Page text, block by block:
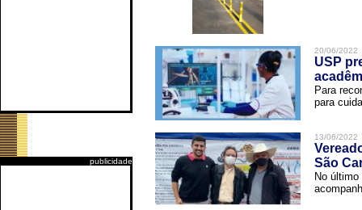
publicidade
20/06/2022
USP
Para
para
13/06/2022
São
No